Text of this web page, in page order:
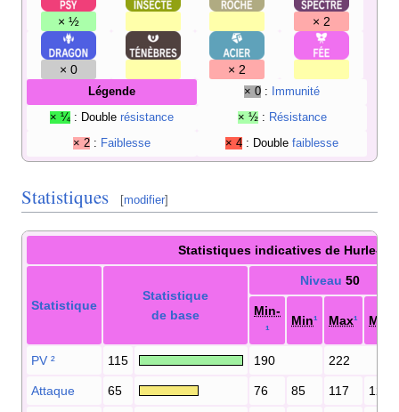
× ½ × 2
× 0 × 2
Légende × 0 : Immunité
× ¼ : Double résistance × ½ : Résistance
× 2 : Faiblesse × 4 : Double faiblesse
Statistiques [modifier]
Statistiques indicatives de Hurle-
Statistique
Statistique
de base
Niveau 50
Min-
¹
Min¹ Max¹
PV ² 115 190 222
Attaque 65 76 85 117 128